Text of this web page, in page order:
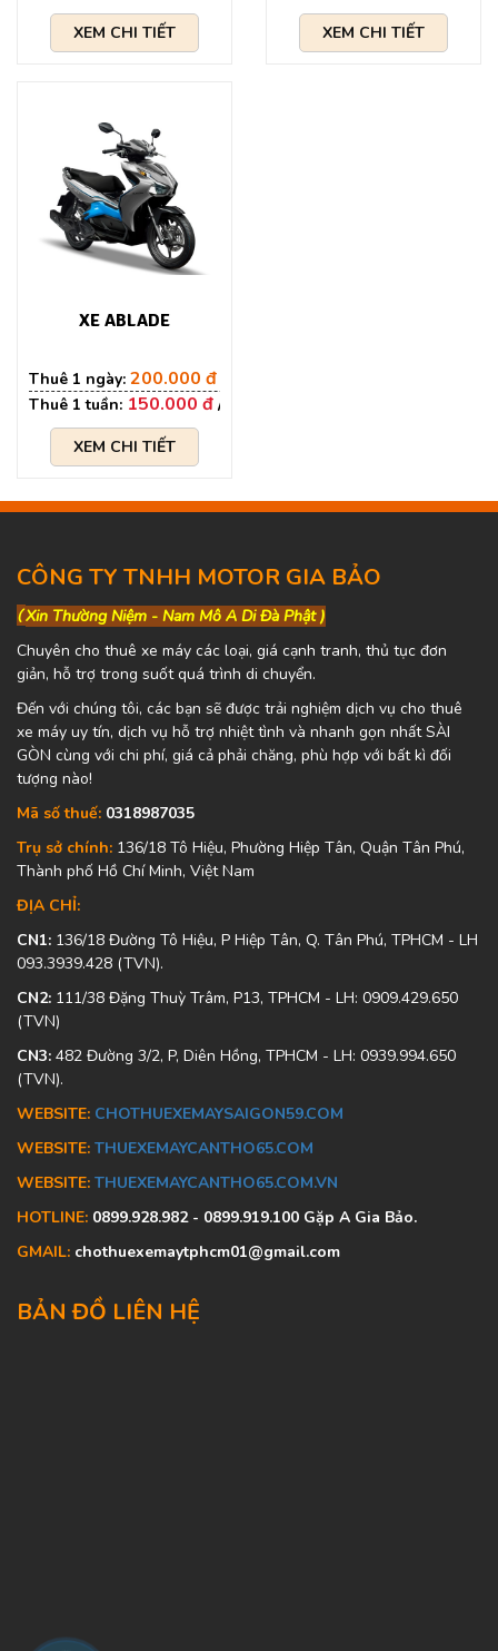
XEM CHI TIẾT XEM CHI TIẾT
XE ABLADE
200.000 đ
150.000 đ
XEM CHI TIẾT
CÔNG TY TNHH MOTOR GIA BẢO
(Xin Thường Niệm - Nam Mô A Di Đà Phật )
Chuyên cho thuê xe máy các loại, giá cạnh tranh, thủ tục đơn
giản, hỗ trợ trong suốt quá trình di chuyển.
Đến với chúng tôi, các bạn sẽ được trải nghiệm dịch vụ cho thuê
xe máy uy tín, dịch vụ hỗ trợ nhiệt tình và nhanh gọn nhất SÀI
GÒN cùng với chi phí, giá cả phải chăng, phù hợp với bất kì đối
tượng nào!
Mã số thuế: 0318987035
Trụ sở chính: 136/18 Tô Hiệu, Phường Hiệp Tân, Quận Tân Phú,
Thành phố Hồ Chí Minh, Việt Nam
ĐỊA CHỈ:
CN1: 136/18 Đường Tô Hiệu, P Hiệp Tân, Q. Tân Phú, TPHCM - LH
093.3939.428 (TVN).
CN2: 111/38 Đặng Thuỳ Trâm, P13, TPHCM - LH: 0909.429.650
(TVN)
CN3: 482 Đường 3/2, P, Diên Hồng, TPHCM - LH: 0939.994.650
(TVN).
WEBSITE: CHOTHUEXEMAYSAIGON59.COM
WEBSITE: THUEXEMAYCANTHO65.COM
WEBSITE: THUEXEMAYCANTHO65.COM.VN
HOTLINE: 0899.928.982 - 0899.919.100 Gặp A Gia Bảo.
GMAIL: chothuexemaytphcm01@gmail.com
BẢN ĐỒ LIÊN HỆ